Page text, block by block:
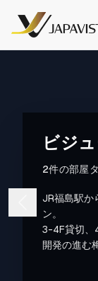
ビジ
2件の部屋
JR福島駅か
ン。
3-4F貸切、
開発の進む
らも最大4